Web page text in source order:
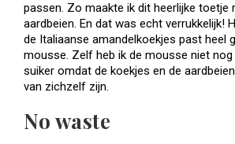
passen. Zo maakte ik dit heerlijke toetje
aardbeien. En dat was echt verrukkelijk!
de Italiaanse amandelkoekjes past heel
mousse. Zelf heb ik de mousse niet
suiker omdat de koekjes en de
van zichzelf zijn.
No waste